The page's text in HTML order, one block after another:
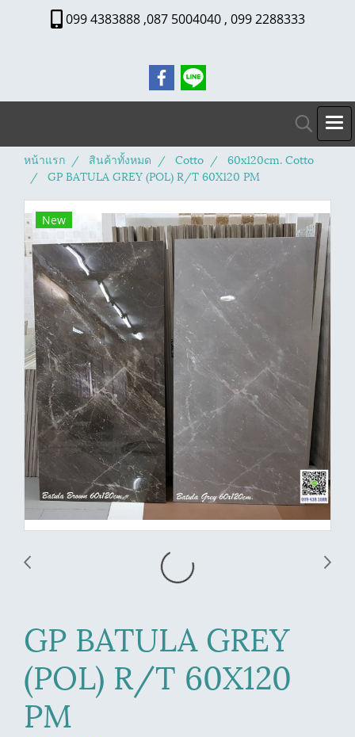
099 4383888 ,087 5004040 , 099 2288333
หน้าแรก สินค้าทั้งหมด Cotto
60x120cm. Cotto
GP BATULA GREY (POL) R/T 60X120 PM
New
GP BATULA GREY
(POL) R/T 60X120
PM